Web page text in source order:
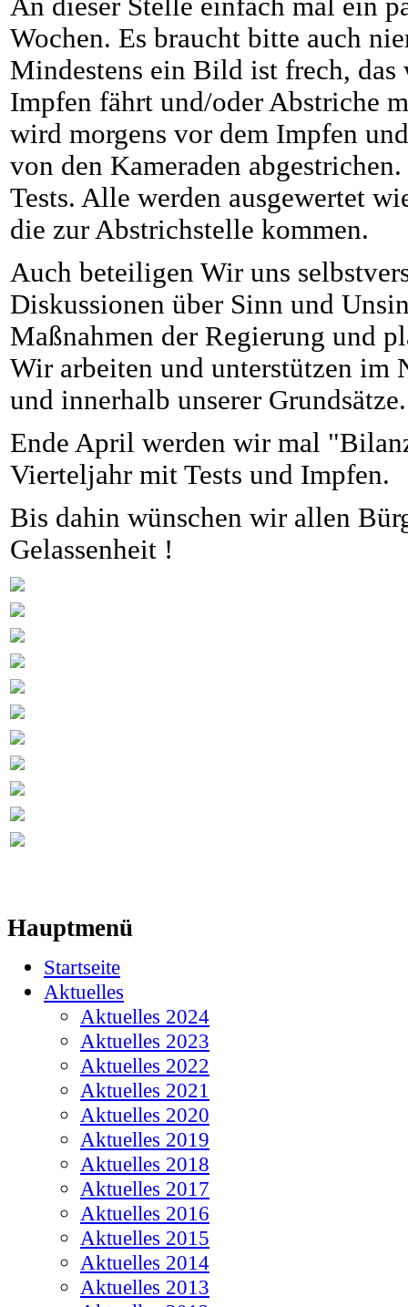
An dieser Stelle einfach mal ein
Wochen. Es braucht bitte auch
Mindestens ein Bild ist frech, das
Impfen fährt und/oder Abstriche
wird morgens vor dem Impfen
von den Kameraden
Tests. Alle werden ausgewertet
die zur Abstrichstelle kommen.
Auch beteiligen Wir uns
Diskussionen über Sinn und
Maßnahmen der Regierung und
Wir arbeiten und unterstützen im
und innerhalb unserer Grundsätze.
Ende April werden wir mal
Vierteljahr mit Tests und Impfen.
Bis dahin wünschen wir allen
Gelassenheit !
Hauptmenü
Startseite
Aktuelles
Aktuelles 2024
Aktuelles 2023
Aktuelles 2022
Aktuelles 2021
Aktuelles 2020
Aktuelles 2019
Aktuelles 2018
Aktuelles 2017
Aktuelles 2016
Aktuelles 2015
Aktuelles 2014
Aktuelles 2013